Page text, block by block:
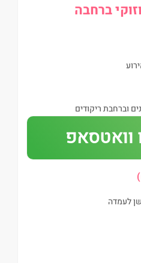
ברחבה
וברחבת ריקודים
וואטסאפ
לעמדה